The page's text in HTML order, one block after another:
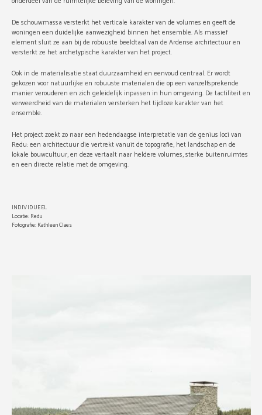
De schouwmassa versterkt het verticale karakter van de volumes en geeft de
woningen een duidelijke aanwezigheid binnen het ensemble. Als massief
element sluit ze aan bij de robuuste beeldtaal van de Ardense architectuur en
versterkt ze het archetypische karakter van het project.
Ook in de materialisatie staat duurzaamheid en eenvoud centraal. Er wordt
gekozen voor natuurlijke en robuuste materialen die op een vanzelfsprekende
manier verouderen en zich geleidelijk inpassen in hun omgeving. De tactiliteit en
verweerdheid van de materialen versterken het tijdloze karakter van het
ensemble.
Het project zoekt zo naar een hedendaagse interpretatie van de genius loci van
Redu: een architectuur die vertrekt vanuit de topografie, het landschap en de
lokale bouwcultuur, en deze vertaalt naar heldere volumes, sterke buitenruimtes
en een directe relatie met de omgeving.
INDIVIDUEEL
Locatie: Redu
Fotografie: Kathleen Claes